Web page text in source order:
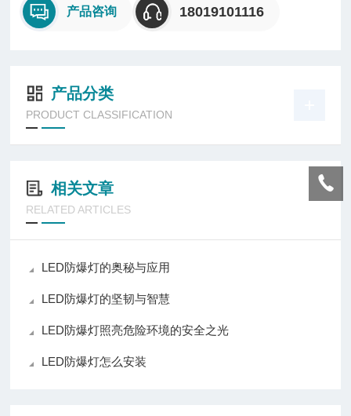
产品咨询 18019101116
产品分类
PRODUCT CLASSIFICATION
相关文章
RELATED ARTICLES
LED防爆灯的奥秘与应用
LED防爆灯的坚韧与智慧
LED防爆灯照亮危险环境的安全之光
LED防爆灯怎么安装